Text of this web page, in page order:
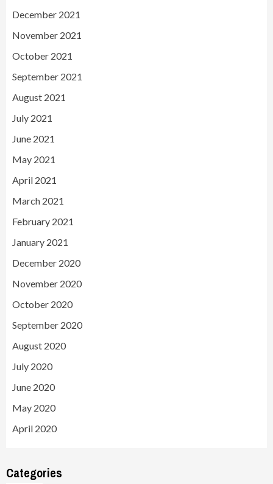
December 2021
November 2021
October 2021
September 2021
August 2021
July 2021
June 2021
May 2021
April 2021
March 2021
February 2021
January 2021
December 2020
November 2020
October 2020
September 2020
August 2020
July 2020
June 2020
May 2020
April 2020
Categories